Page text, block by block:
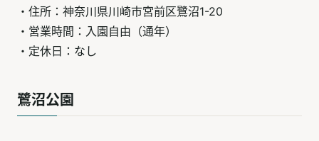
・住所：神奈川県川崎市宮前区鷺沼1-20
・営業時間：入園自由（通年）
・定休日：なし
鷺沼公園